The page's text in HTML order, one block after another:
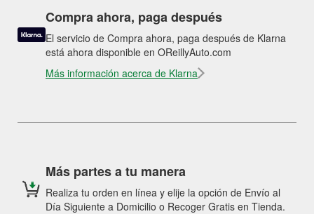
Compra ahora, paga después
El servicio de Compra ahora, paga después de Klarna
está ahora disponible en OReillyAuto.com
Más información acerca de Klarna
Más partes a tu manera
Realiza tu orden en línea y elije la opción de Envío al
Día Siguiente a Domicilio o Recoger Gratis en Tienda.